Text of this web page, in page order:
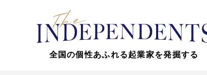
全国の個性あふれる起業家を発掘する